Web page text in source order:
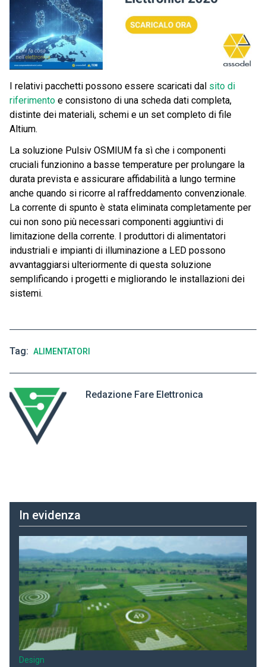
I relativi pacchetti possono essere scaricati dal sito di
riferimento e consistono di una scheda dati completa,
distinte dei materiali, schemi e un set completo di file
Altium.
La soluzione Pulsiv OSMIUM fa sì che i componenti
cruciali funzionino a basse temperature per prolungare la
durata prevista e assicurare affidabilità a lungo termine
anche quando si ricorre al raffreddamento convenzionale.
La corrente di spunto è stata eliminata completamente per
cui non sono più necessari componenti aggiuntivi di
limitazione della corrente. I produttori di alimentatori
industriali e impianti di illuminazione a LED possono
avvantaggiarsi ulteriormente di questa soluzione
semplificando i progetti e migliorando le installazioni dei
sistemi.
Tag ALIMENTATORI
Redazione Fare Elettronica
In evidenza
Design